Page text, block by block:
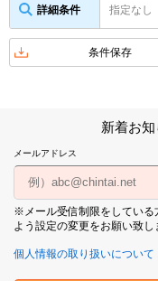
詳細条件 指定なし
条件保存
新着お
メールアドレス
※メール受信制限をしている
よう設定の変更をお願い致し
個人情報の取り扱いについて